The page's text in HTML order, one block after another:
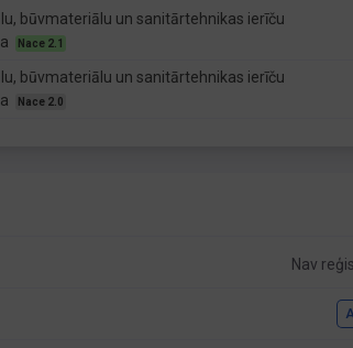
būvmateriālu un sanitārtehnikas ierīču
Nace 2.1
būvmateriālu un sanitārtehnikas ierīču
Nace 2.0
Nav